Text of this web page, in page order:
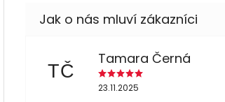
TČ
Tamara Černá
23.11.2025